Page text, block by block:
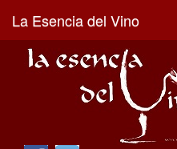
La Esencia del Vino